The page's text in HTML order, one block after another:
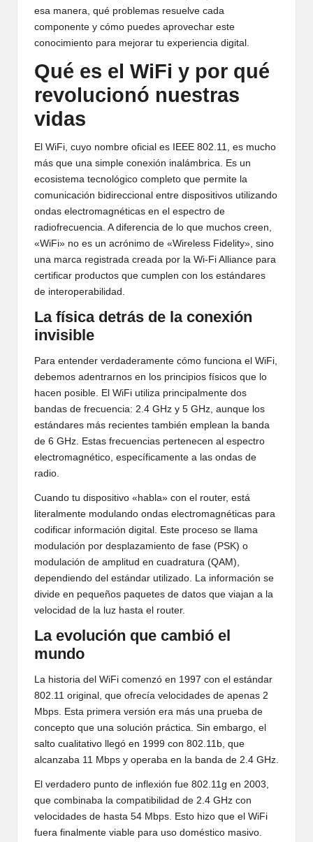
esa manera, qué problemas resuelve cada
componente y cómo puedes aprovechar este
conocimiento para mejorar tu experiencia digital.
Qué es el WiFi y por qué
revolucionó nuestras
vidas
El WiFi, cuyo nombre oficial es IEEE 802.11, es mucho
más que una simple conexión inalámbrica. Es un
ecosistema tecnológico completo que permite la
comunicación bidireccional entre dispositivos utilizando
ondas electromagnéticas en el espectro de
radiofrecuencia. A diferencia de lo que muchos creen,
«WiFi» no es un acrónimo de «Wireless Fidelity», sino
una marca registrada creada por la Wi-Fi Alliance para
certificar productos que cumplen con los estándares
de interoperabilidad.
La física detrás de la conexión
invisible
Para entender verdaderamente cómo funciona el WiFi,
debemos adentrarnos en los principios físicos que lo
hacen posible. El WiFi utiliza principalmente dos
bandas de frecuencia: 2.4 GHz y 5 GHz, aunque los
estándares más recientes también emplean la banda
de 6 GHz. Estas frecuencias pertenecen al espectro
electromagnético, específicamente a las ondas de
radio.
Cuando tu dispositivo «habla» con el router, está
literalmente modulando ondas electromagnéticas para
codificar información digital. Este proceso se llama
modulación por desplazamiento de fase (PSK) o
modulación de amplitud en cuadratura (QAM),
dependiendo del estándar utilizado. La información se
divide en pequeños paquetes de datos que viajan a la
velocidad de la luz hasta el router.
La evolución que cambió el
mundo
La historia del WiFi comenzó en 1997 con el estándar
802.11 original, que ofrecía velocidades de apenas 2
Mbps. Esta primera versión era más una prueba de
concepto que una solución práctica. Sin embargo, el
salto cualitativo llegó en 1999 con 802.11b, que
alcanzaba 11 Mbps y operaba en la banda de 2.4 GHz.
El verdadero punto de inflexión fue 802.11g en 2003,
que combinaba la compatibilidad de 2.4 GHz con
velocidades de hasta 54 Mbps. Esto hizo que el WiFi
fuera finalmente viable para uso doméstico masivo.